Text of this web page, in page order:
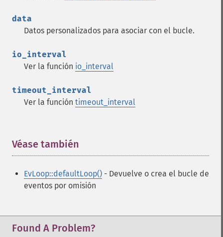
data
Datos personalizados para asociar con el bucle.
io_interval
Ver la función io_interval
timeout_interval
Ver la función timeout_interval
Véase también
EvLoop::defaultLoop() - Devuelve o crea el bucle de
eventos por omisión
Found A Problem?